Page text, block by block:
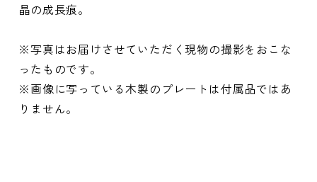
晶の成長痕。
※写真はお届けさせていただく現物の撮影をおこな
ったものです。
※画像に写っている木製のプレートは付属品ではあ
りません。